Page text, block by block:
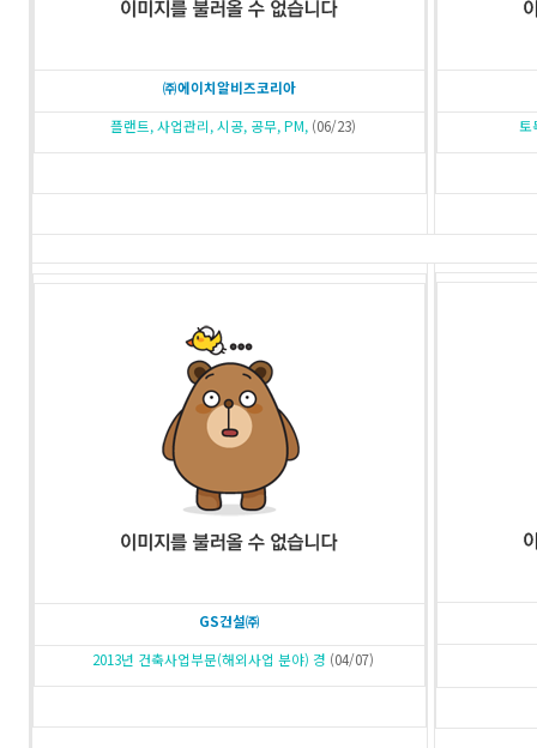
㈜에이치알비즈코리아
플랜트, 사업관리, 시공, 공무, PM, (06/23) 토
GS건설㈜
2013년 건축사업부문(해외사업 분야) 경 (04/07)